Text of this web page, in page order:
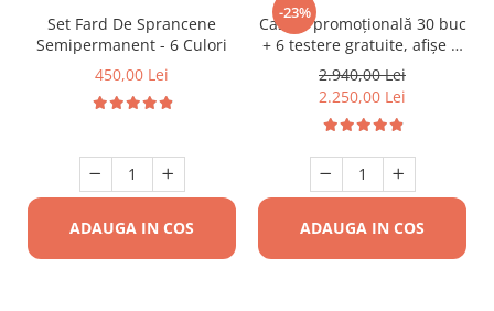
Set Fard De Sprancene
Semipermanent - 6 Culori
450,00 Lei
ADAUGA IN COS
-23%
Casetă promoțională 30 buc
+ 6 testere gratuite, afișe și
pliante
2.940,00 Lei
2.250,00 Lei
ADAUGA IN COS